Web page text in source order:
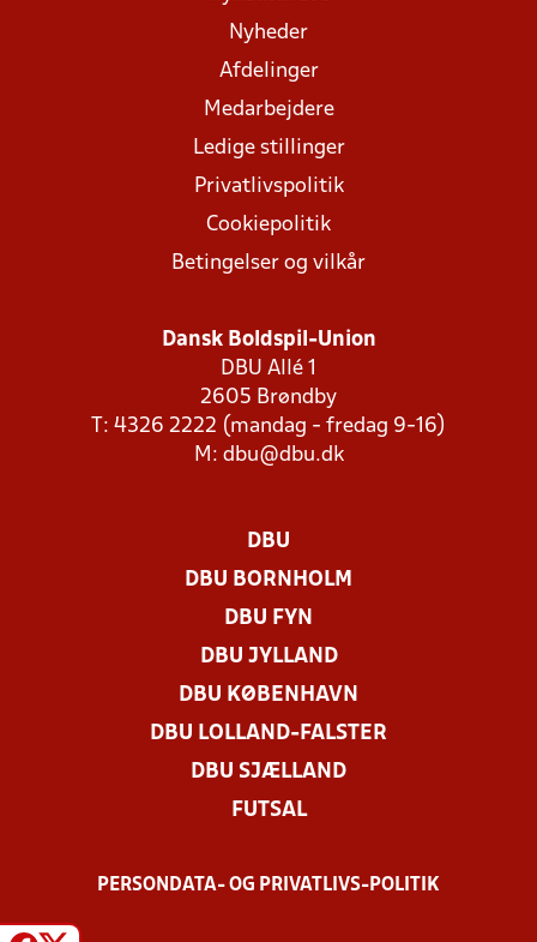
Nyheder
Afdelinger
Medarbejdere
Ledige stillinger
Privatlivspolitik
Cookiepolitik
Betingelser og vilkår
Dansk Boldspil-Union
DBU Allé 1
2605 Brøndby
T: 4326 2222 (mandag - fredag 9-16)
M: dbu@dbu.dk
DBU
DBU BORNHOLM
DBU FYN
DBU JYLLAND
DBU KØBENHAVN
DBU LOLLAND-FALSTER
DBU SJÆLLAND
FUTSAL
PERSONDATA- OG PRIVATLIVS-POLITIK